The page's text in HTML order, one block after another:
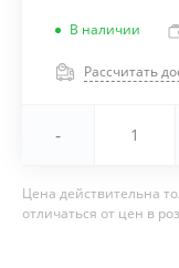
В наличии
Рассчитать
-
Цена действительна
отличаться от цен в